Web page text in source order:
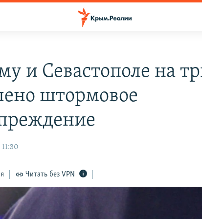
и Севастополе на
штормовое
Читать без VPN